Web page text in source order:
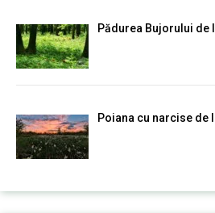
Pădurea Bujorului de
Poiana cu narcise de